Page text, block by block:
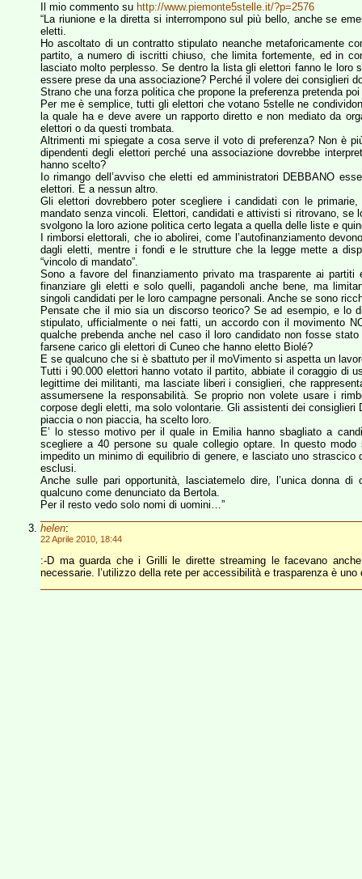
Il mio commento su http://www.piemonte5stelle.it/?p=2576
“La riunione e la diretta si interrompono sul più bello, anche se
eletti.
Ho ascoltato di un contratto stipulato neanche metaforicamente
partito, a numero di iscritti chiuso, che limita fortemente, ed in
lasciato molto perplesso. Se dentro la lista gli elettori fanno le
essere prese da una associazione? Perché il volere dei consiglieri
Strano che una forza politica che propone la preferenza pretenda
Per me è semplice, tutti gli elettori che votano 5stelle ne
la quale ha e deve avere un rapporto diretto e non mediato da
elettori o da questi trombata.
Altrimenti mi spiegate a cosa serve il voto di preferenza? Non è
dipendenti degli elettori perché una associazione dovrebbe
hanno scelto?
Io rimango dell’avviso che eletti ed amministratori DEBBANO
elettori. E a nessun altro.
Gli elettori dovrebbero poter scegliere i candidati con le
mandato senza vincoli. Elettori, candidati e attivisti si ritrovano, se
svolgono la loro azione politica certo legata a quella delle liste e
I rimborsi elettorali, che io abolirei, come l’autofinanziamento
dagli eletti, mentre i fondi e le strutture che la legge mette a
“vincolo di mandato”.
Sono a favore del finanziamento privato ma trasparente ai
finanziare gli eletti e solo quelli, pagandoli anche bene, ma
singoli candidati per le loro campagne personali. Anche se sono
Pensate che il mio sia un discorso teorico? Se ad esempio, e lo
stipulato, ufficialmente o nei fatti, un accordo con il movimento
qualche prebenda anche nel caso il loro candidato non fosse
farsene carico gli elettori di Cuneo che hanno eletto Biolé?
E se qualcuno che si è sbattuto per il moVimento si aspetta un
Tutti i 90.000 elettori hanno votato il partito, abbiate il coraggio di
legittime dei militanti, ma lasciate liberi i consiglieri, che
assumersene la responsabilità. Se proprio non volete usare i
corpose degli eletti, ma solo volontarie. Gli assistenti dei consiglieri
piaccia o non piaccia, ha scelto loro.
E’ lo stesso motivo per il quale in Emilia hanno sbagliato a
scegliere a 40 persone su quale collegio optare. In questo
impedito un minimo di equilibrio di genere, e lasciato uno strascico
esclusi.
Anche sulle pari opportunità, lasciatemelo dire, l’unica donna
qualcuno come denunciato da Bertola.
Per il resto vedo solo nomi di uomini…”
helen:
22 Aprile 2010, 18:44
:-D ma guarda che i Grilli le dirette streaming le facevano
necessarie. l’utilizzo della rete per accessibilità e trasparenza è